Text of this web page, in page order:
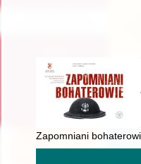
Zapomniani